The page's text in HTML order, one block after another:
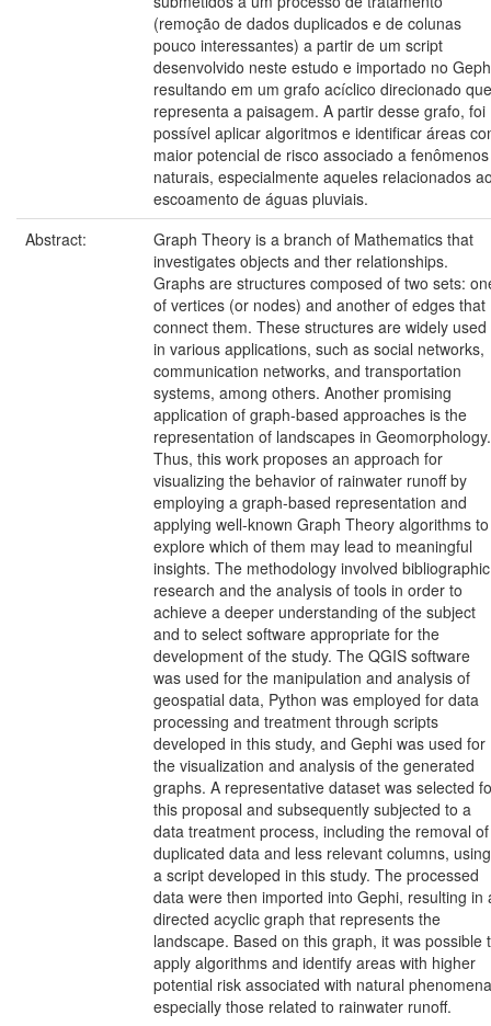
(remoção de dados duplicados e de colunas
pouco interessantes) a partir de um script
desenvolvido neste estudo e importado no
resultando em um grafo acíclico direcionado que
representa a paisagem. A partir desse grafo, foi
possível aplicar algoritmos e identificar áreas
maior potencial de risco associado a fenômenos
naturais, especialmente aqueles relacionados
escoamento de águas pluviais.
Abstract:
Graph Theory is a branch of Mathematics that
investigates objects and ther relationships.
Graphs are structures composed of two sets:
of vertices (or nodes) and another of edges that
connect them. These structures are widely used
in various applications, such as social networks,
communication networks, and transportation
systems, among others. Another promising
application of graph-based approaches is the
representation of landscapes in Geomorphology.
Thus, this work proposes an approach for
visualizing the behavior of rainwater runoff by
employing a graph-based representation and
applying well-known Graph Theory algorithms to
explore which of them may lead to meaningful
insights. The methodology involved bibliographic
research and the analysis of tools in order to
achieve a deeper understanding of the subject
and to select software appropriate for the
development of the study. The QGIS software
was used for the manipulation and analysis of
geospatial data, Python was employed for data
processing and treatment through scripts
developed in this study, and Gephi was used for
the visualization and analysis of the generated
graphs. A representative dataset was selected
this proposal and subsequently subjected to a
data treatment process, including the removal of
duplicated data and less relevant columns, using
a script developed in this study. The processed
data were then imported into Gephi, resulting in
directed acyclic graph that represents the
landscape. Based on this graph, it was possible
apply algorithms and identify areas with higher
potential risk associated with natural
especially those related to rainwater runoff.